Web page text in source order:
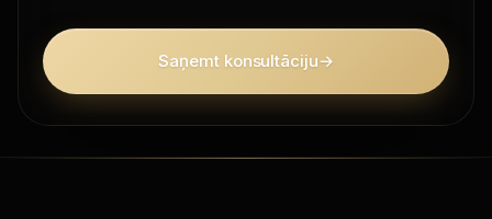
Saņemt konsultāciju→